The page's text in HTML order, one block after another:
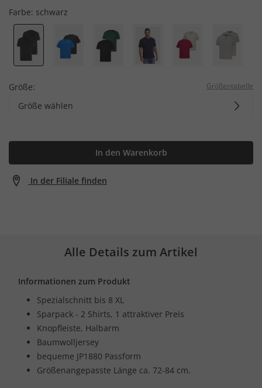
Farbe: schwarz
Größe: Größentabelle
Größe wählen
In den Warenkorb
In der Filiale finden
Alle Details zum Artikel
Informationen zum Produkt
Spezialschnitt bis 8 XL
Sparpack - 2 Shirts, 1 attraktiver Preis
Knopfleiste, Halbarm
Baumwolljersey
bequeme JP1880 Passform
Größenangepasste Länge ca. 72-84 cm.